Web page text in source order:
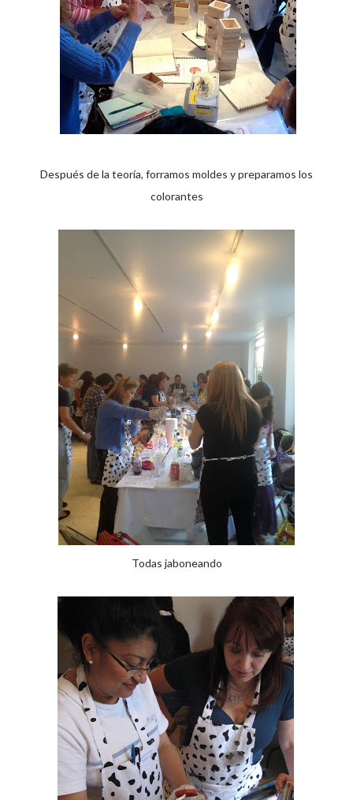
Después de la teoría, forramos moldes y preparamos los
colorantes
Todas jaboneando